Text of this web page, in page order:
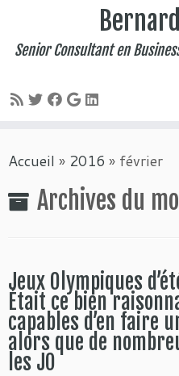
au
contenu
Senior Consultant en
Accueil » 2016 » février
Archives du
Jeux Olympiques
Était ce bien
capables d’en faire
alors que de
les JO